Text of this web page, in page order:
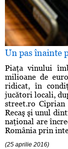
Un pas înainte
Piaţa vinului
milioane de
ridicat, în
jucători locali,
street.ro
Recaş şi unul
naţional are
România prin
(25 aprilie 2016)